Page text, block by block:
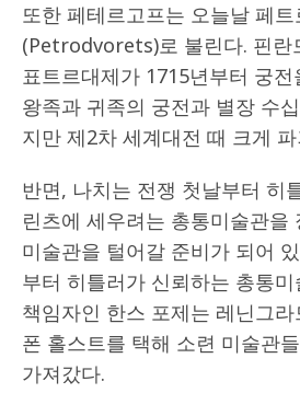
또한 페테르고프는 오늘날 페
(Petrodvorets)로 불린다. 핀란
표트르대제가 1715년부터 궁
왕족과 귀족의 궁전과 별장 수
지만 제2차 세계대전 때 크게
반면, 나치는 전쟁 첫날부터 히
린츠에 세우려는 총통미술관을
미술관을 털어갈 준비가 되어
부터 히틀러가 신뢰하는 총통
책임자인 한스 포제는 레닌그
폰 홀스트를 택해 소련 미술관
가져갔다.